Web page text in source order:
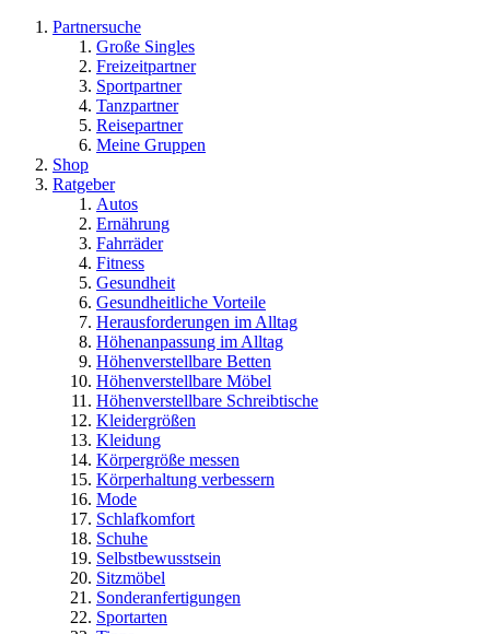
Partnersuche
Große Singles
Freizeitpartner
Sportpartner
Tanzpartner
Reisepartner
Meine Gruppen
Shop
Ratgeber
Autos
Ernährung
Fahrräder
Fitness
Gesundheit
Gesundheitliche Vorteile
Herausforderungen im Alltag
Höhenanpassung im Alltag
Höhenverstellbare Betten
Höhenverstellbare Möbel
Höhenverstellbare Schreibtische
Kleidergrößen
Kleidung
Körpergröße messen
Körperhaltung verbessern
Mode
Schlafkomfort
Schuhe
Selbstbewusstsein
Sitzmöbel
Sonderanfertigungen
Sportarten